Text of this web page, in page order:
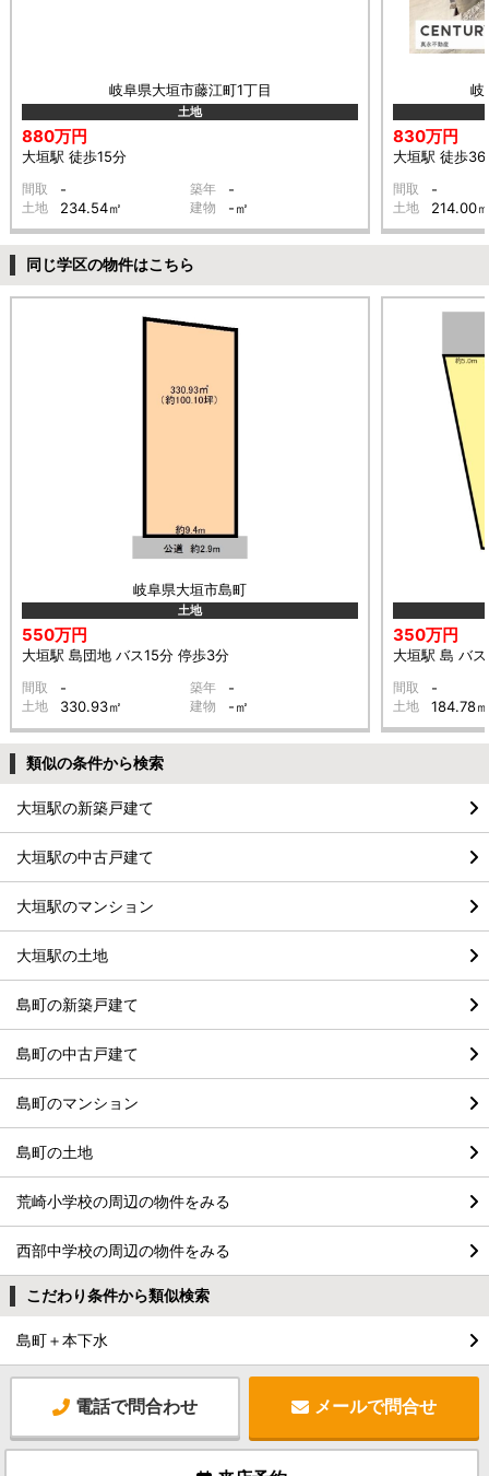
岐阜県大垣市藤江町1丁目
土地
880万円
大垣駅 徒歩15分
間取 - 築年 -
土地 234.54㎡ 建物 -㎡
岐
830万円
大垣駅 徒歩36
間取 -
土地 214.00
同じ学区の物件はこちら
岐阜県大垣市島町
土地
550万円
大垣駅 島団地 バス15分 停歩3分
間取 - 築年 -
土地 330.93㎡ 建物 -㎡
350万円
大垣駅 島 バ
間取 -
土地 184.78㎡
類似の条件から検索
大垣駅の新築戸建て
大垣駅の中古戸建て
大垣駅のマンション
大垣駅の土地
島町の新築戸建て
島町の中古戸建て
島町のマンション
島町の土地
荒崎小学校の周辺の物件をみる
西部中学校の周辺の物件をみる
こだわり条件から類似検索
島町＋本下水
電話で問合わせ メールで問合せ